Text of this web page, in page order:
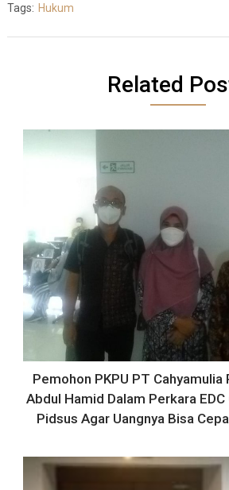
Tags: Hukum
Related
Pemohon PKPU PT
Abdul Hamid Dalam Perkara
Pidsus Agar Uangnya Bisa